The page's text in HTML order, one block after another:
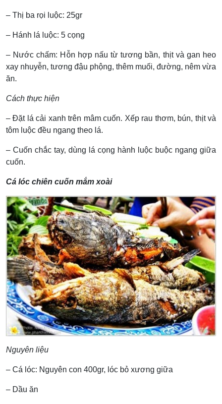
– Thị ba rọi luộc: 25gr
– Hánh lá luộc: 5 cọng
– Nước chấm: Hỗn hợp nấu từ tương bần, thịt và gan heo
xay nhuyễn, tương đậu phộng, thêm muối, đường, nêm vừa
ăn.
Cách thực hiện
– Đặt lá cải xanh trên mâm cuốn. Xếp rau thơm, bún, thịt và
tôm luộc đều ngang theo lá.
– Cuốn chắc tay, dùng lá cọng hành luộc buộc ngang giữa
cuốn.
Cá lóc chiên cuốn mắm xoài
Nguyên liệu
– Cá lóc: Nguyên con 400gr, lóc bỏ xương giữa
– Dầu ăn